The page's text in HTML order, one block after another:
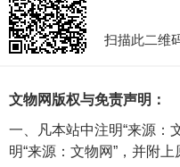
扫描此二维
文物网版权与免责声明：
一、凡本站中注明“来源：
明“来源：文物网”，并附上